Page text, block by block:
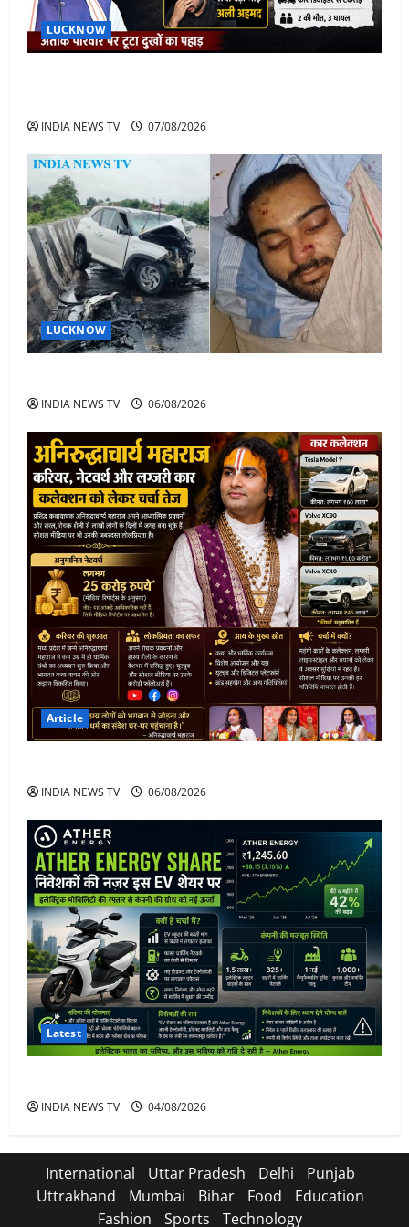
LUCKNOW
INDIA NEWS TV 07/08/2026
LUCKNOW
INDIA NEWS TV 06/08/2026
Article
INDIA NEWS TV 06/08/2026
Latest
INDIA NEWS TV 04/08/2026
International Uttar Pradesh Delhi
Punjab
Uttrakhand
Mumbai Bihar Food
Education
Fashion
Sports Technology